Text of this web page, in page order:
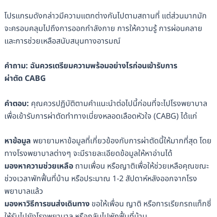
โปรแกรมดังกล่าวมีความแตกต่างกันไปตามสถานที่ แต่ส่วนมากมัก
จะครอบคลุมไปถึงการออกกำลังกาย การให้ความรู้ การผ่อนคลาย
และการช่วยเหลือสนับสนุนทางอารมณ์
คำถาม: ฉันควรเตรียมความพร้อมอย่างไรก่อนเข้ารับการ
ผ่าตัด CABG
คำตอบ: คุณควรปฏิบัติตามคำแนะนำต่อไปนี้ก่อนที่จะไปโรงพยาบาล
เพื่อเข้ารับการผ่าตัดทำทางเบี่ยงหลอดเลือดหัวใจ (CABG) ได้แก่
หาข้อมูล พยายามหาข้อมูลที่เกี่ยวข้องกับการผ่าตัดนี้ให้มากที่สุด โดย
ทางโรงพยาบาลต่างๆ จะมีรายละเอียดข้อมูลให้หาอ่านได้
มองหาความช่วยเหลือถามเพื่อน หรือญาติเพื่อให้ช่วยเหลือคุณขณะ
ช่วงเวลาพักฟื้นที่บ้าน หรือประมาณ 1-2 สัปดาห์หลังออกจากโรง
พยาบาลแล้ว
มองหาวิธีการขนส่งเดินทาง ขอให้เพื่อน ญาติ หรือการเรียกรถแท็กซี่